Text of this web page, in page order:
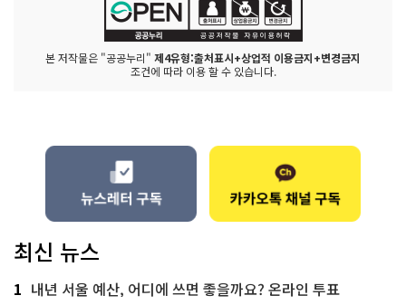
본 저작물은 "공공누리" 제4유형:출처표시+상업적 이용금지+변경금지
조건에 따라 이용 할 수 있습니다.
최신 뉴스
1 내년 서울 예산, 어디에 쓰면 좋을까요? 온라인 투표